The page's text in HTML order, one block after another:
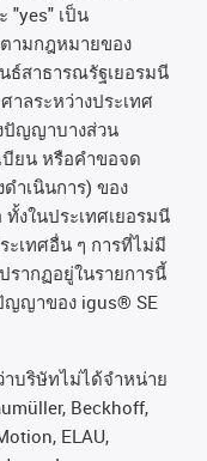
"yes" เป็น
ามกฎหมายของ
ธ์สาธารณรัฐเยอรมนี
าลระหว่างประเทศ
ปัญญาบางส่วน
บียนหรือคำขอจด
ำเนินการ) ของ
ทั้งในประเทศเยอรมนี
ะเทศอื่น ๆ การที่ไม่มี
รากฏอยู่ในรายการนี้
ญญาของ igus® SE
าบริษัทไม่ได้จําหน่าย
Beckhoff,
ELAU,